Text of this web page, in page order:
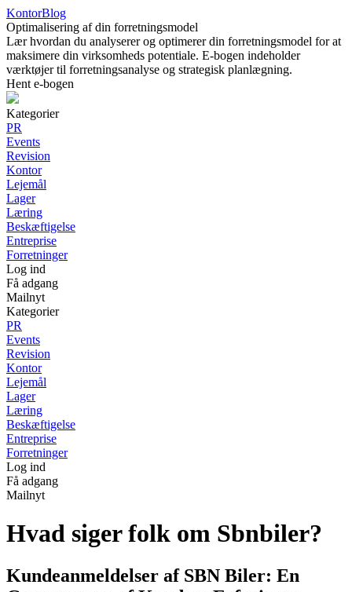
KontorBlog
Optimalisering af din forretningsmodel
Lær hvordan du analyserer og optimerer din forretningsmodel for at
maksimere din virksomheds potentiale. E-bogen indeholder
værktøjer til forretningsanalyse og strategisk planlægning.
Hent e-bogen
Kategorier
PR
Events
Revision
Kontor
Lejemål
Lager
Læring
Beskæftigelse
Entreprise
Forretninger
Log ind
Få adgang
Mailnyt
Kategorier
PR
Events
Revision
Kontor
Lejemål
Lager
Læring
Beskæftigelse
Entreprise
Forretninger
Log ind
Få adgang
Mailnyt
Hvad siger folk om Sbnbiler?
Kundeanmeldelser af SBN Biler: En